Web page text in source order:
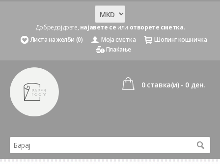
Добредојдовте, најавете се или отворете сметка.
Листа на желби (0)
Моја сметка
Шопинг кошничка
Плаќање
0 ставка(и) - 0 ден.